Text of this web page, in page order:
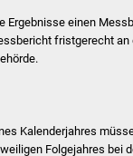
Pflege
Ergebnisse einen
fristgerecht an
Kalenderjahres
Folgejahres bei